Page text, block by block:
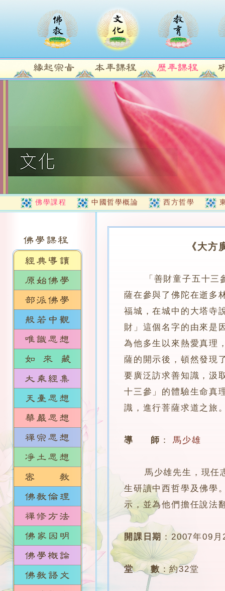
佛學課程 中國哲學概論 西方哲學
《大
「善財童子五十
薩在參與了佛陀在逝多
福城，在城中的大塔寺
財」這個名字的由來是
為他多生以來熱愛真理
薩的開示後，頓然發現
要廣泛訪求善知識，汲
十三參」的體驗生命真
識，進行菩薩求道之旅
導 師 ： 馬少雄
馬少雄先生，現任志
生研讀中西哲學及佛學
示，並為他們擔任說法
開課日期 ：2007年09月
堂 數 ：約32堂